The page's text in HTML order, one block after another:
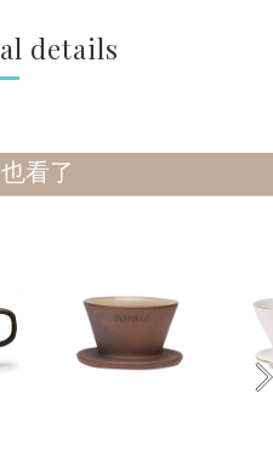
details
看了